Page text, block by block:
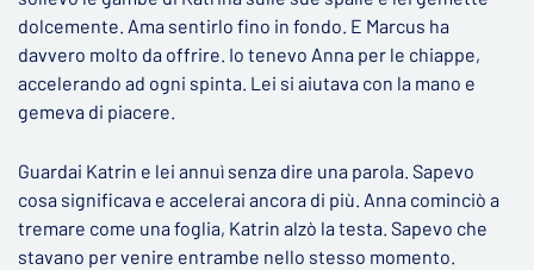
dolcemente. Ama sentirlo fino in fondo. E Marcus ha
davvero molto da offrire. Io tenevo Anna per le chiappe,
accelerando ad ogni spinta. Lei si aiutava con la mano e
gemeva di piacere.
Guardai Katrin e lei annuì senza dire una parola. Sapevo
cosa significava e accelerai ancora di più. Anna cominciò a
tremare come una foglia, Katrin alzò la testa. Sapevo che
stavano per venire entrambe nello stesso momento.